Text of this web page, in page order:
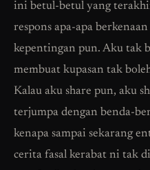
ini betul-betul yang
respons apa-apa
kepentingan pun. Aku tak
membuat kupasan tak
Kalau aku share pun, aku
terjumpa dengan benda-
kenapa sampai sekarang
cerita fasal kerabat ni tak